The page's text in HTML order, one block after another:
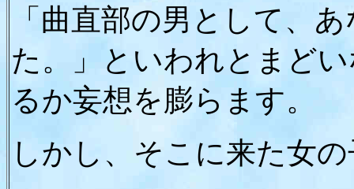
「曲直部の男として、
た。」といわれとまど
るか妄想を膨らます。
しかし、そこに来た女